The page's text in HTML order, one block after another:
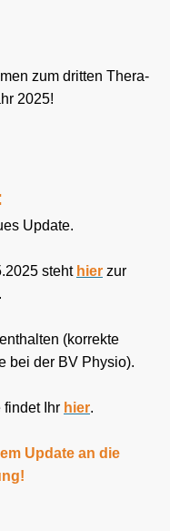
zum dritten Thera-
2025!
Update.
steht hier zur
(korrekte
bei der BV Physio).
findet Ihr hier.
Update an die